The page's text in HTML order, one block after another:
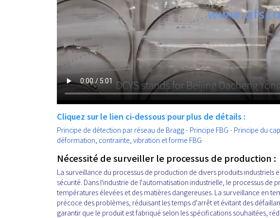
Cliquez sur le lien ci-dessous pour plus de détails :
Principe de détection par réseau de Bragg - Principe FBG - Principe du
déformation, contrainte, vibration et forme FBG
Nécessité de surveiller le processus de production :
La surveillance du processus de production de divers produits industriels
sécurité. Dans l'industrie de l'automatisation industrielle, le processus
températures élevées et des matières dangereuses. La surveillance en
précoce des problèmes, réduisant les temps d'arrêt et évitant des
garantir que le produit est fabriqué selon les spécifications souhaitées,